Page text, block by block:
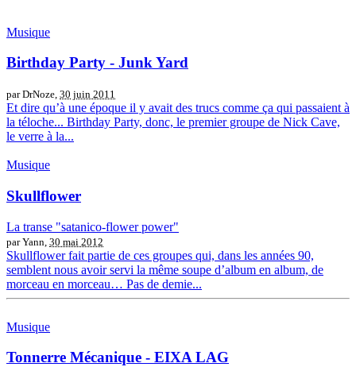
Musique
Birthday Party - Junk Yard
par DrNoze, 30 juin 2011
Et dire qu’à une époque il y avait des trucs comme ça qui passaient à
la téloche... Birthday Party, donc, le premier groupe de Nick Cave,
le verre à la...
Musique
Skullflower
La transe "satanico-flower power"
par Yann, 30 mai 2012
Skullflower fait partie de ces groupes qui, dans les années 90,
semblent nous avoir servi la même soupe d’album en album, de
morceau en morceau… Pas de demie...
Musique
Tonnerre Mécanique - EIXA LAG